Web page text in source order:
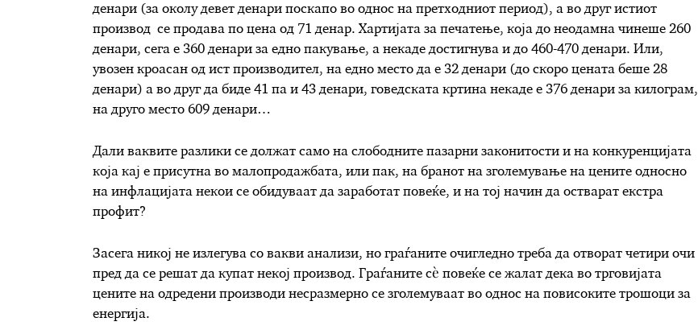
денари (за околу девет денари поскапо во однос на претходниот период), а во друг истиот
производ се продава по цена од 71 денар. Хартијата за печатење, која до неодамна чинеше 260
денари, сега е 360 денари за едно пакување, а некаде достигнува и до 460-470 денари. Или,
увозен кроасан од ист производител, на едно место да е 32 денари (до скоро цената беше 28
денари) а во друг да биде 41 па и 43 денари, говедската кртина некаде е 376 денари за килограм,
на друго место 609 денари…
Дали ваквите разлики се должат само на слободните пазарни законитости и на конкуренцијата
која кај е присутна во малопродажбата, или пак, на бранот на зголемување на цените односно
на инфлацијата некои се обидуваат да заработат повеќе, и на тој начин да остварат екстра
профит?
Засега никој не излегува со вакви анализи, но граѓаните очигледно треба да отворат четири очи
пред да се решат да купат некој производ. Граѓаните сѐ повеќе се жалат дека во трговијата
цените на одредени производи несразмерно се зголемуваат во однос на повисоките трошоци за
енергија.